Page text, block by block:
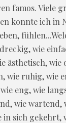
famos. Viele
konnte ich in
wie
ästhetisch, wie
wie ruhig, wie
eng, wie
wie wartend,
in sich gekehrt,